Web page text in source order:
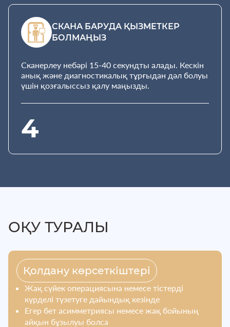
СКАНА БАРУДА ҚЫЗМЕТКЕР
БОЛМАҢЫЗ
Сканерлеу небәрі 15-40 секундты алады. Кескін
анық және диагностикалық тұрғыдан дәл болуы
үшін қозғалыссыз қалу маңызды.
4
ОҚУ ТУРАЛЫ
Қолдану көрсеткіштері
Жақ сүйек операциясына немесе тістерді
күрделі түзетуге дайындық кезінде
Егер бет асимметриясы немесе жақ бойының
айқын бұзылуы болса